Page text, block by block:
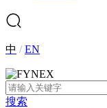
中 /EN
搜索